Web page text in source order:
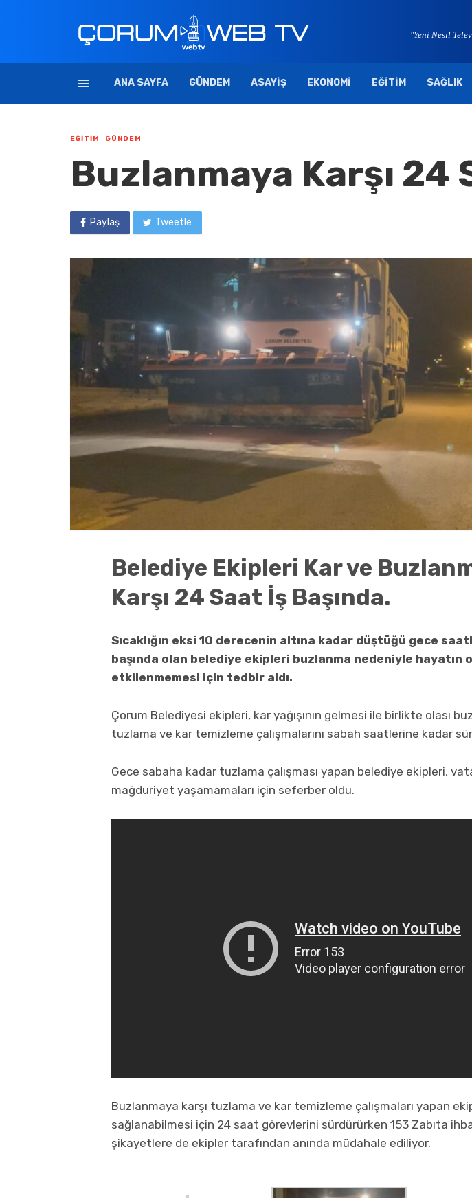
"Yeni Nesil
ANA SAYFA GÜNDEM ASAYIŞ EKONOMI EĞITIM SAĞLIK
EĞITIM GÜNDEM
Buzlanmaya Karşı 24
Paylaş Tweetle
Belediye Ekipleri Kar ve
Karşı 24 Saat İş Başında.
Sıcaklığın eksi 10 derecenin altına kadar düştüğü gece
başında olan belediye ekipleri buzlanma nedeniyle hayatın
etkilenmemesi için tedbir aldı.
Çorum Belediyesi ekipleri, kar yağışının gelmesi ile birlikte olası
tuzlama ve kar temizleme çalışmalarını sabah saatlerine kadar
Gece sabaha kadar tuzlama çalışması yapan belediye ekipleri,
mağduriyet yaşamamaları için seferber oldu.
Buzlanmaya karşı tuzlama ve kar temizleme çalışmaları yapan
sağlanabilmesi için 24 saat görevlerini sürdürürken 153 Zabıta
şikayetlere de ekipler tarafından anında müdahale ediliyor.